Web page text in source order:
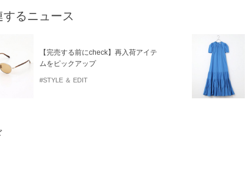
するニュース
【完売する前にcheck】再入荷アイテ
ムをピックアップ
#STYLE ＆ EDIT